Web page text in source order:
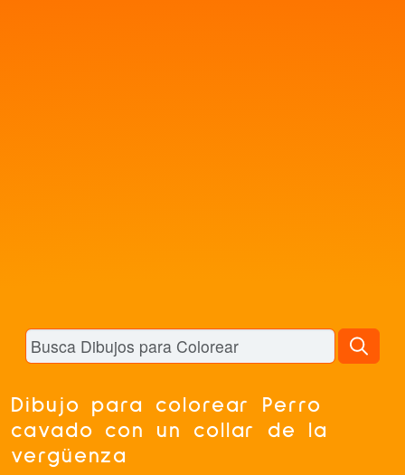
Dibujo para colorear Perro
cavado con un collar de la
vergüenza